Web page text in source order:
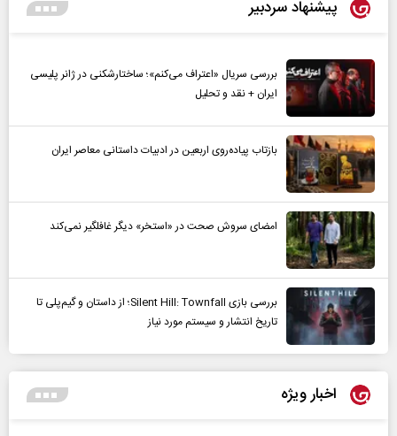
پیشنهاد سردبیر
بررسی سریال «اعتراف می‌کنم»؛ ساختارشکنی در ژانر پلیسی
ایران + نقد و تحلیل
بازتاب پیاده‌روی اربعین در ادبیات داستانی معاصر ایران
امضای سروش صحت در «استخر» دیگر غافلگیر نمی‌کند
بررسی بازی Silent Hill: Townfall؛ از داستان و گیم‌پلی تا
تاریخ انتشار و سیستم مورد نیاز
اخبار ویژه